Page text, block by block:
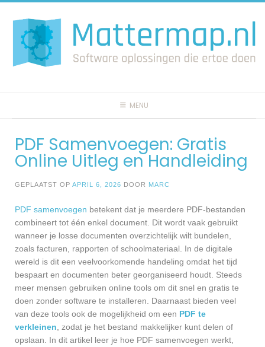
naar
inhoud
MENU
PDF Samenvoegen: Gratis
Online Uitleg en Handleiding
GEPLAATST OP APRIL 6, 2026 DOOR MARC
PDF samenvoegen betekent dat je meerdere PDF-bestanden
combineert tot één enkel document. Dit wordt vaak gebruikt
wanneer je losse documenten overzichtelijk wilt bundelen,
zoals facturen, rapporten of schoolmateriaal. In de digitale
wereld is dit een veelvoorkomende handeling omdat het tijd
bespaart en documenten beter georganiseerd houdt. Steeds
meer mensen gebruiken online tools om dit snel en gratis te
doen zonder software te installeren. Daarnaast bieden veel
van deze tools ook de mogelijkheid om een PDF te
verkleinen , zodat je het bestand makkelijker kunt delen of
opslaan. In dit artikel leer je hoe PDF samenvoegen werkt,